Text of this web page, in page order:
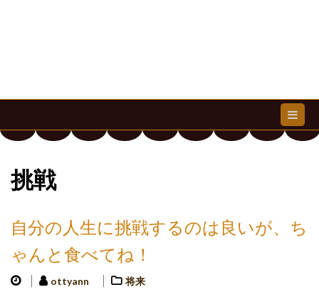
挑戦
自分の人生に挑戦するのは良いが、ち
ゃんと食べてね！
ottyann 将来